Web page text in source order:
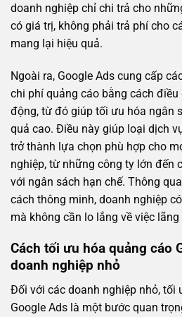
doanh nghiệp chỉ chi trả cho
có giá trị, không phải trả phí cho
mang lại hiệu quả.
Ngoài ra, Google Ads cung cấp
chi phí quảng cáo bằng cách
động, từ đó giúp tối ưu hóa ngân
quả cao. Điều này giúp loại dịch
trở thành lựa chọn phù hợp cho
nghiệp, từ những công ty lớn đến
với ngân sách hạn chế. Thông
cách thông minh, doanh nghiệp
mà không cần lo lắng về việc
Cách tối ưu hóa quảng cáo
doanh nghiệp nhỏ
Đối với các doanh nghiệp nhỏ, tối
Google Ads là một bước quan